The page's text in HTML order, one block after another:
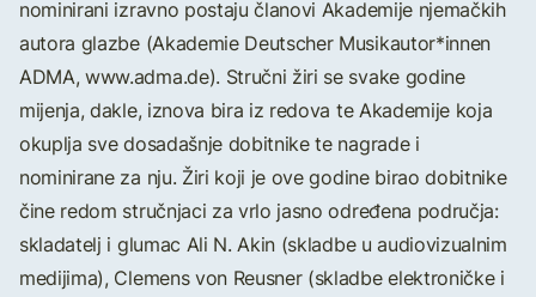
nominirani izravno postaju članovi Akademije njemačkih
autora glazbe (Akademie Deutscher Musikautor*innen
ADMA, www.adma.de). Stručni žiri se svake godine
mijenja, dakle, iznova bira iz redova te Akademije koja
okuplja sve dosadašnje dobitnike te nagrade i
nominirane za nju. Žiri koji je ove godine birao dobitnike
čine redom stručnjaci za vrlo jasno određena područja:
skladatelj i glumac Ali N. Akin (skladbe u audiovizualnim
medijima), Clemens von Reusner (skladbe elektroničke i